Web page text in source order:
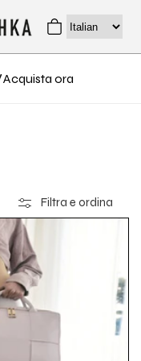
Carrello
Acquista ora
Filtra e ordina